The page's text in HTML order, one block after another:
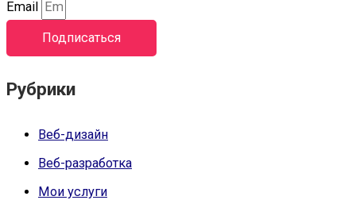
Email
Подписаться
Рубрики
Веб-дизайн
Веб-разработка
Мои услуги